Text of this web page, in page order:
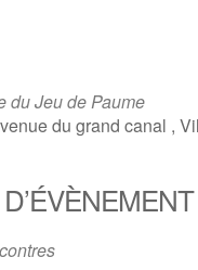
du Jeu de Paume
du grand canal ,